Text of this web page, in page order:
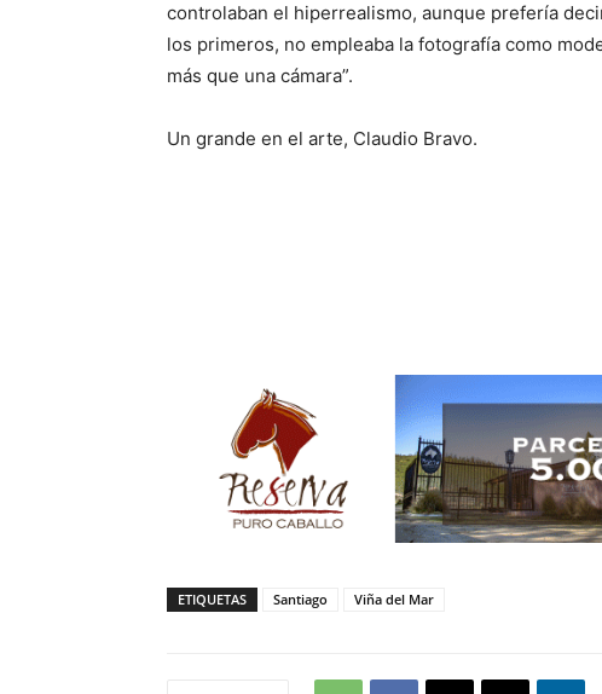
controlaban el hiperrealismo, aunque prefería
los primeros, no empleaba la fotografía como
más que una cámara”.
Un grande en el arte, Claudio Bravo.
ETIQUETAS Santiago Viña del Mar